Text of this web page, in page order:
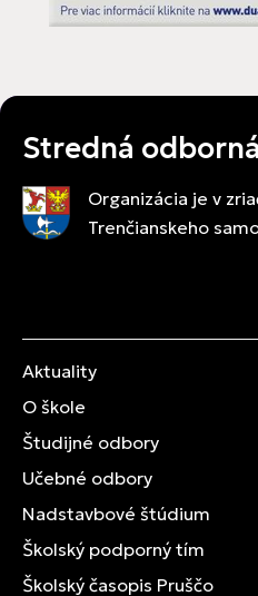
Stredná
Organizácia je v
Trenčianskeho
Aktuality
O škole
Študijné odbory
Učebné odbory
Nadstavbové štúdium
Školský podporný tím
Školský časopis Pruščo